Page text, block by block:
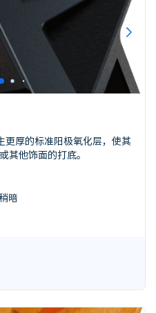
更厚的标准阳极氧化层，使其
其他饰面的打底。
暗